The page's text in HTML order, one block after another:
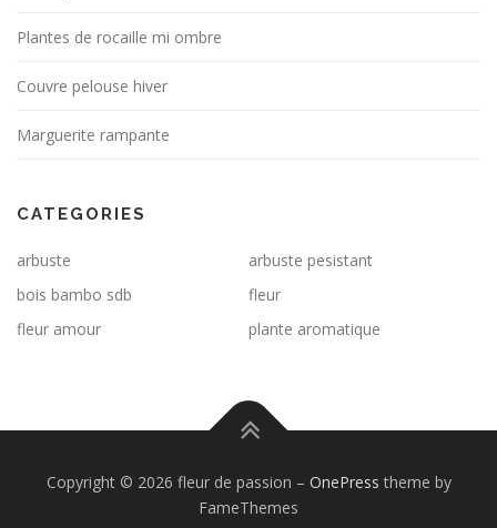
Plantes de rocaille mi ombre
Couvre pelouse hiver
Marguerite rampante
CATEGORIES
arbuste
arbuste pesistant
bois bambo sdb
fleur
fleur amour
plante aromatique
Copyright © 2026 fleur de passion – OnePress theme by
FameThemes